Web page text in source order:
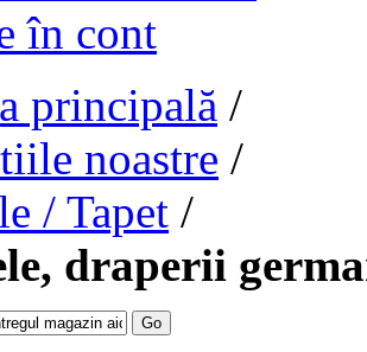
în cont
principală /
noastre /
/ Tapet /
draperii
Go